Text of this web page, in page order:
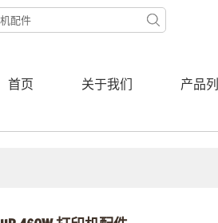
首页 关于我们 产品